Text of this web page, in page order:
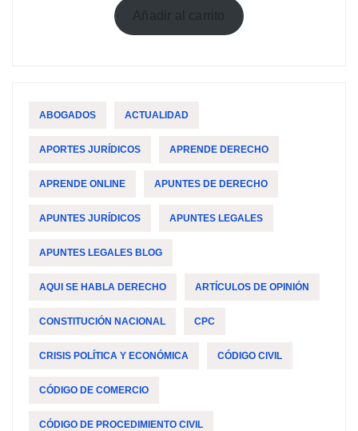
originalactual
es:
Añadir al carrito
ABOGADOS ACTUALIDAD
APORTES JURÍDICOS APRENDE DERECHO
APRENDE ONLINE APUNTES DE DERECHO
APUNTES JURÍDICOS APUNTES LEGALES
APUNTES LEGALES BLOG
AQUI SE HABLA DERECHO ARTÍCULOS DE OPINIÓN
CONSTITUCIÓN NACIONAL CPC
CRISIS POLÍTICA Y ECONÓMICA CÓDIGO CIVIL
CÓDIGO DE COMERCIO
CÓDIGO DE PROCEDIMIENTO CIVIL